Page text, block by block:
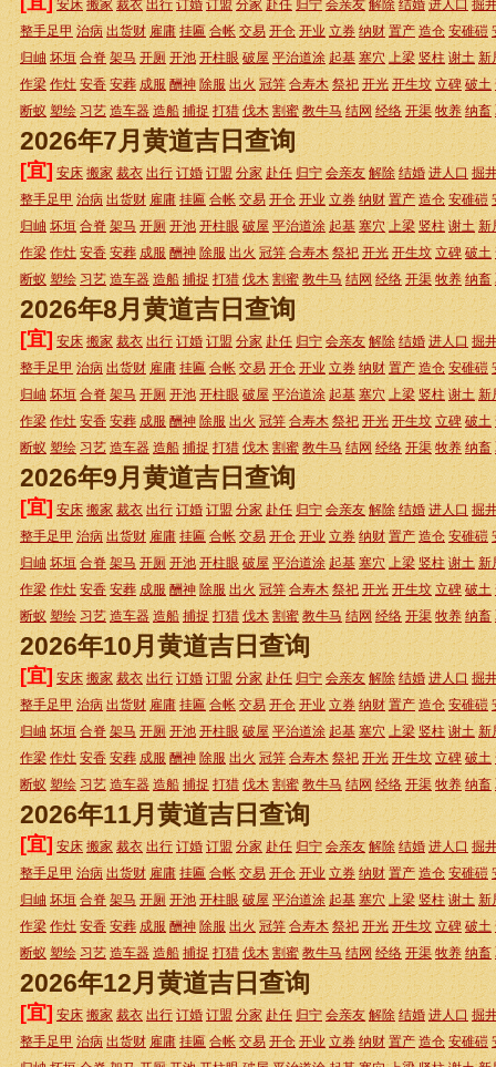
安床 搬家 裁衣 出行 订婚 订盟 分家 赴任 归宁 会亲友 解除 结婚 进人口 掘
整手足甲 治病 出货财 雇庸 挂匾 合帐 交易 开仓 开业 立券 纳财 置产 造仓 安碓磑
归岫 坏垣 合脊 架马 开厕 开池 开柱眼 破屋 平治道涂 起基 塞穴 上梁 竖柱 谢土 新
作梁 作灶 安香 安葬 成服 酬神 除服 出火 冠笄 合寿木 祭祀 开光 开生坟 立碑 破土
断蚁 塑绘 习艺 造车器 造船 捕捉 打猎 伐木 割蜜 教牛马 结网 经络 开渠 牧养 纳畜
2026年7月黄道吉日查询
[宜] 安床 搬家 裁衣 出行 订婚 订盟 分家 赴任 归宁 会亲友 解除 结婚 进人口 掘
整手足甲 治病 出货财 雇庸 挂匾 合帐 交易 开仓 开业 立券 纳财 置产 造仓 安碓磑
归岫 坏垣 合脊 架马 开厕 开池 开柱眼 破屋 平治道涂 起基 塞穴 上梁 竖柱 谢土 新
作梁 作灶 安香 安葬 成服 酬神 除服 出火 冠笄 合寿木 祭祀 开光 开生坟 立碑 破土
断蚁 塑绘 习艺 造车器 造船 捕捉 打猎 伐木 割蜜 教牛马 结网 经络 开渠 牧养 纳畜
2026年8月黄道吉日查询
[宜] 安床 搬家 裁衣 出行 订婚 订盟 分家 赴任 归宁 会亲友 解除 结婚 进人口 掘
整手足甲 治病 出货财 雇庸 挂匾 合帐 交易 开仓 开业 立券 纳财 置产 造仓 安碓磑
归岫 坏垣 合脊 架马 开厕 开池 开柱眼 破屋 平治道涂 起基 塞穴 上梁 竖柱 谢土 新
作梁 作灶 安香 安葬 成服 酬神 除服 出火 冠笄 合寿木 祭祀 开光 开生坟 立碑 破土
断蚁 塑绘 习艺 造车器 造船 捕捉 打猎 伐木 割蜜 教牛马 结网 经络 开渠 牧养 纳畜
2026年9月黄道吉日查询
[宜] 安床 搬家 裁衣 出行 订婚 订盟 分家 赴任 归宁 会亲友 解除 结婚 进人口 掘
整手足甲 治病 出货财 雇庸 挂匾 合帐 交易 开仓 开业 立券 纳财 置产 造仓 安碓磑
归岫 坏垣 合脊 架马 开厕 开池 开柱眼 破屋 平治道涂 起基 塞穴 上梁 竖柱 谢土 新
作梁 作灶 安香 安葬 成服 酬神 除服 出火 冠笄 合寿木 祭祀 开光 开生坟 立碑 破土
断蚁 塑绘 习艺 造车器 造船 捕捉 打猎 伐木 割蜜 教牛马 结网 经络 开渠 牧养 纳畜
2026年10月黄道吉日查询
[宜] 安床 搬家 裁衣 出行 订婚 订盟 分家 赴任 归宁 会亲友 解除 结婚 进人口 掘
整手足甲 治病 出货财 雇庸 挂匾 合帐 交易 开仓 开业 立券 纳财 置产 造仓 安碓磑
归岫 坏垣 合脊 架马 开厕 开池 开柱眼 破屋 平治道涂 起基 塞穴 上梁 竖柱 谢土 新
作梁 作灶 安香 安葬 成服 酬神 除服 出火 冠笄 合寿木 祭祀 开光 开生坟 立碑 破土
断蚁 塑绘 习艺 造车器 造船 捕捉 打猎 伐木 割蜜 教牛马 结网 经络 开渠 牧养 纳畜
2026年11月黄道吉日查询
[宜] 安床 搬家 裁衣 出行 订婚 订盟 分家 赴任 归宁 会亲友 解除 结婚 进人口 掘
整手足甲 治病 出货财 雇庸 挂匾 合帐 交易 开仓 开业 立券 纳财 置产 造仓 安碓磑
归岫 坏垣 合脊 架马 开厕 开池 开柱眼 破屋 平治道涂 起基 塞穴 上梁 竖柱 谢土 新
作梁 作灶 安香 安葬 成服 酬神 除服 出火 冠笄 合寿木 祭祀 开光 开生坟 立碑 破土
断蚁 塑绘 习艺 造车器 造船 捕捉 打猎 伐木 割蜜 教牛马 结网 经络 开渠 牧养 纳畜
2026年12月黄道吉日查询
[宜] 安床 搬家 裁衣 出行 订婚 订盟 分家 赴任 归宁 会亲友 解除 结婚 进人口 掘
整手足甲 治病 出货财 雇庸 挂匾 合帐 交易 开仓 开业 立券 纳财 置产 造仓 安碓磑